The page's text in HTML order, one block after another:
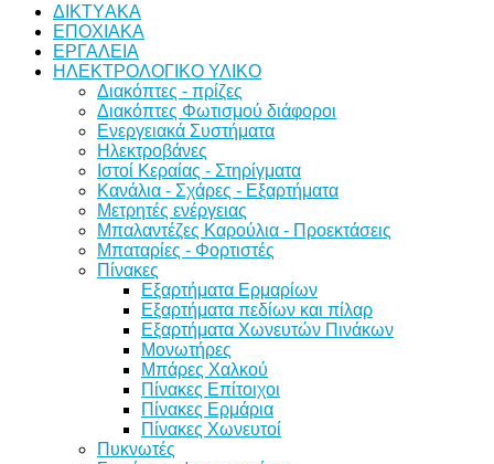
ΔΙKTΥAKA
ΕΠΟΧΙΑΚΑ
ΕΡΓΑΛΕΙΑ
ΗΛΕΚΤΡΟΛΟΓΙΚΟ ΥΛΙΚΟ
Διακόπτες - πρίζες
Διακόπτες Φωτισμού διάφοροι
Ενεργειακά Συστήματα
Ηλεκτροβάνες
Ιστοί Κεραίας - Στηρίγματα
Κανάλια - Σχάρες - Εξαρτήματα
Μετρητές ενέργειας
Μπαλαντέζες Καρούλια - Προεκτάσεις
Μπαταρίες - Φορτιστές
Πίνακες
Εξαρτήματα Ερμαρίων
Εξαρτήματα πεδίων και πίλαρ
Εξαρτήματα Χωνευτών Πινάκων
Μονωτήρες
Μπάρες Χαλκού
Πίνακες Επίτοιχοι
Πίνακες Ερμάρια
Πίνακες Χωνευτοί
Πυκνωτές